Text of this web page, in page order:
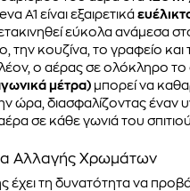
A1 είναι εξαιρετικά
εύκολα ανάμεσα
την κουζίνα, το γραφείο και
ο αέρας σε ολόκληρο το
μέτρα) μπορεί να
ώρα, διασφαλίζοντας έναν
σε κάθε γωνιά του
Αλλαγής Χρωμάτων
έχει τη δυνατότητα να